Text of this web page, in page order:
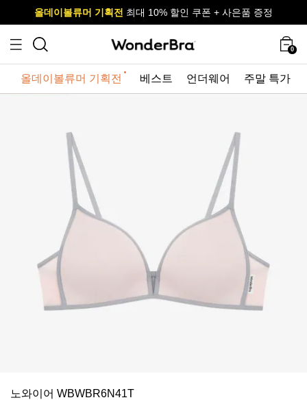
사이즈 무료 교환 서비스
올데이볼류머 기획전 최대 10% 할인 쿠폰 + 사은품 증정
사이즈 무료 교환 서비스
올데이볼류머 기획전
0
올데이볼류머 기획전 베스트 언더웨어 주말 특가
노와이어 WBWBR6N41T